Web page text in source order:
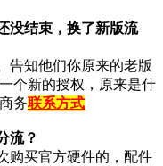
没结束，换了新版流
告知他们你原来的老版
个新的授权，原来是什
务联系方式
流？
购买官方硬件的，配件